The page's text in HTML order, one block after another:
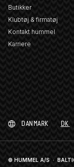
Butikker
Klubtøj & firmatøj
Kontakt hummel
Karriere
DANMARK DK
© HUMMEL A/S ·